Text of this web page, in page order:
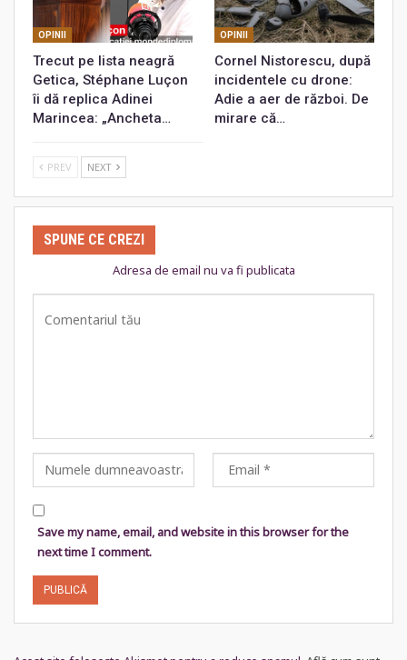
OPINII
Trecut pe lista neagră
Getica, Stéphane Luçon
îi dă replica Adinei
Marincea: „Ancheta…
OPINII
Cornel Nistorescu, după
incidentele cu drone:
Adie a aer de război. De
mirare că…
PREV NEXT
SPUNE CE CREZI
Adresa de email nu va fi publicata
Save my name, email, and website in this browser for the
next time I comment.